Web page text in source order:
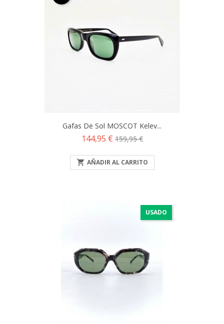
Gafas De Sol MOSCOT Kelev...
Precio
144,95 €Precio
159,95 €
 AÑADIR AL CARRITO
USADO